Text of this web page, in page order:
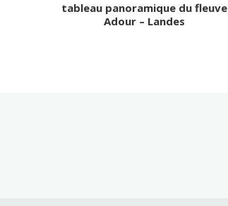
tableau panoramique du fleuve
Adour – Landes